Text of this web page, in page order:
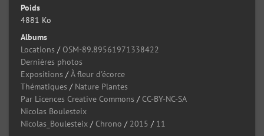
Poids
4881 Ko
Albums
Locations / OSM-89.89561971338422
Dernières photos
Expositions /À fleur d'écorce
Thématiques / Nature Plantes
Par Licences Creative Commons / CC-BY-NC-SA
Nicolas Boulesteix
Nicolas_Boulesteix / Chrono / 2015 / 11